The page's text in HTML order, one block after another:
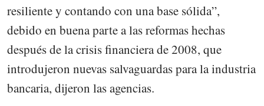
resiliente y contando con una base sólida”,
debido en buena parte a las reformas hechas
después de la crisis financiera de 2008, que
introdujeron nuevas salvaguardas para la industria
bancaria, dijeron las agencias.